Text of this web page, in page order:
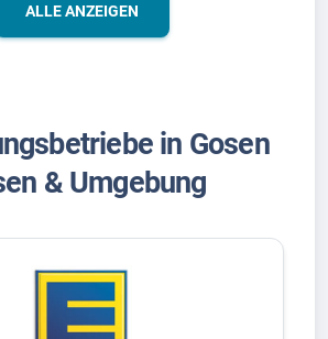
ALLE ANZEIGEN
in Gosen
& Umgebung